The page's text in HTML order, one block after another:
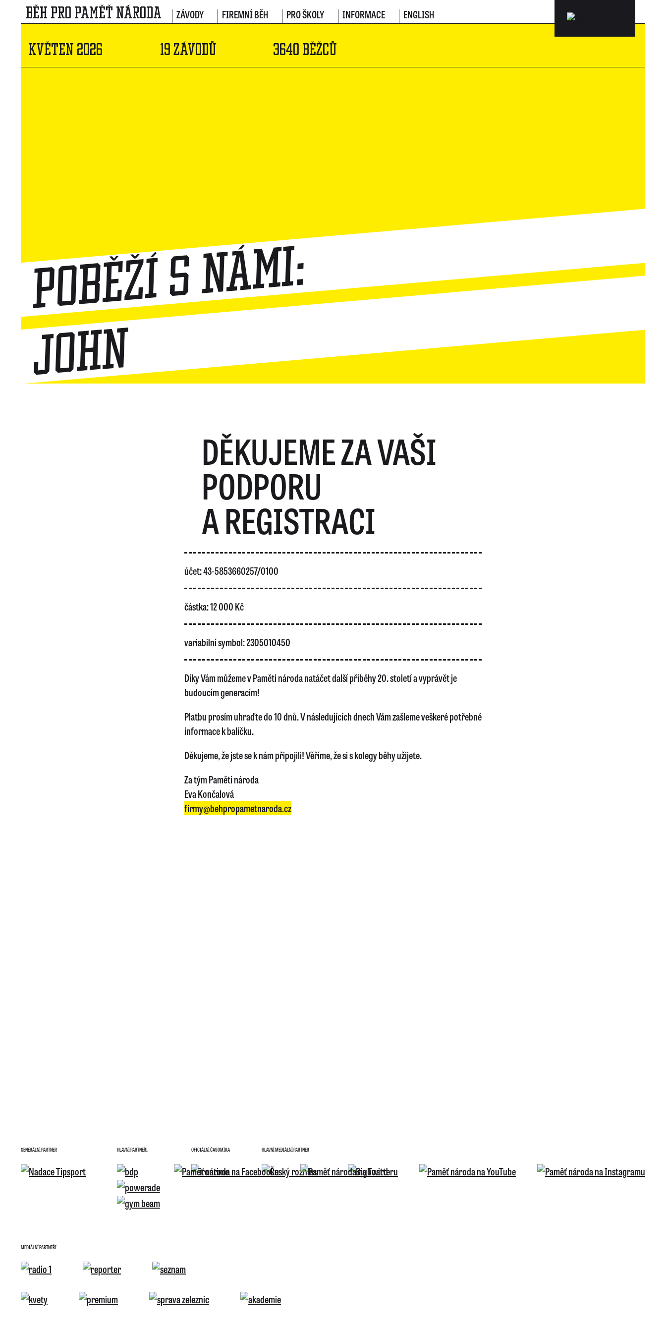
BĚH PRO PAMĚŤ NÁRODA ZÁVODY FIREMNÍ BĚH PRO ŠKOLY INFORMACE ENGLISH
KVĚTEN 2026 19 ZÁVODŮ 3640 BĚŽCŮ
Poběží s námi:
John
DĚKUJEME ZA VAŠI
PODPORU
A REGISTRACI
účet: 43-5853660257/0100
částka: 12 000 Kč
variabilní symbol: 2305010450
Díky Vám můžeme v Paměti národa natáčet další příběhy 20. století a vyprávět je
budoucím generacím!
Platbu prosím uhraďte do 10 dnů. V následujících dnech Vám zašleme veškeré potřebné
informace k balíčku.
Děkujeme, že jste se k nám připojili! Věříme, že si s kolegy běhy užijete.
Za tým Paměti národa
Eva Končalová
firmy@behpropametnaroda.cz
GENERÁLNÍ PARTNER HLAVNÍ PARTNEŘI OFICIÁLNÍ ČASOMÍRA HLAVNÍ MEDIÁLNÍ PARTNER
MEDIÁLNÍ PARTNEŘI